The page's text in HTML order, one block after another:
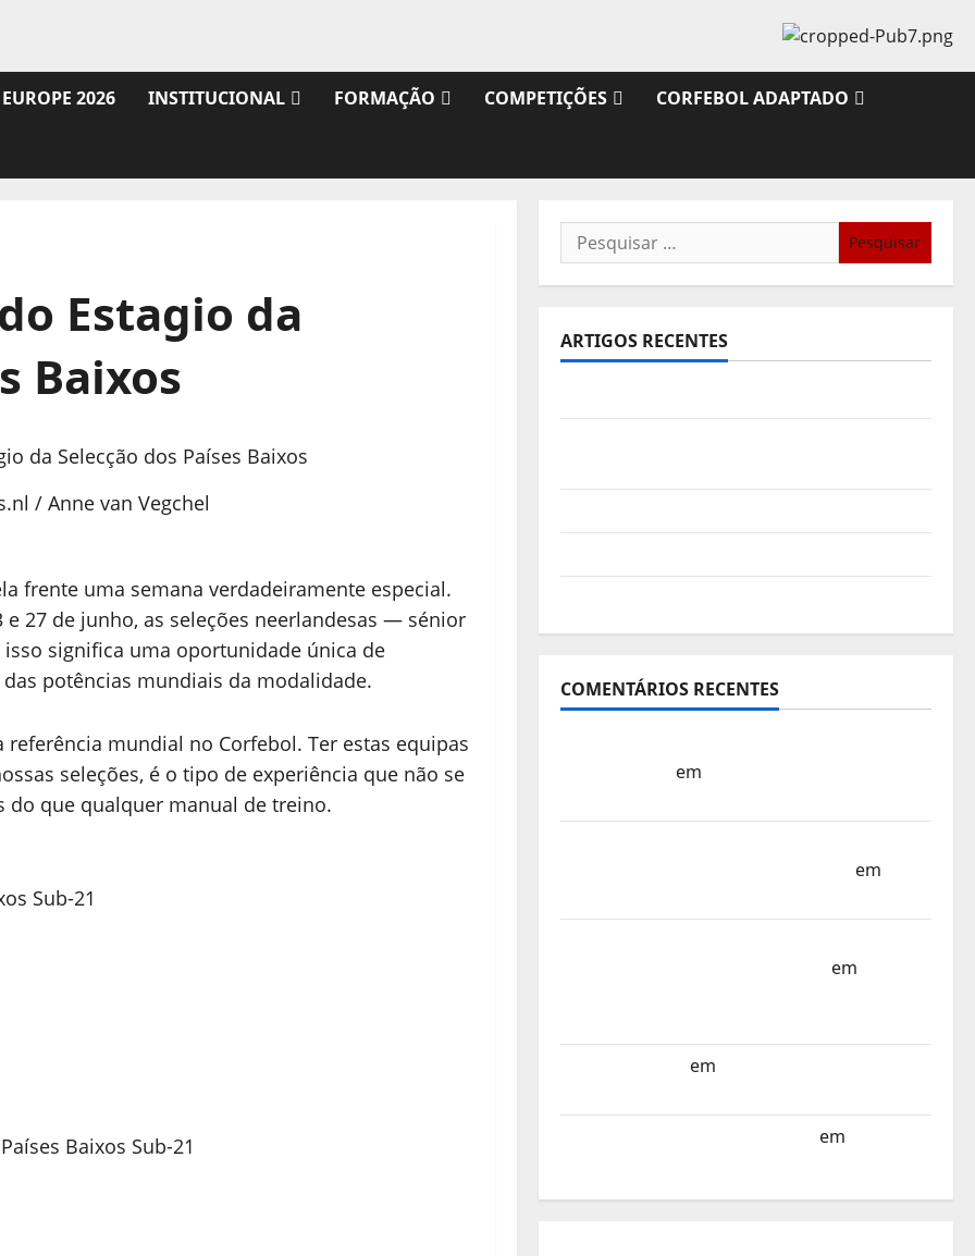
2026 INSTITUCIONAL FORMAÇÃO COMPETIÇÕES CORFEBOL ADAPTADO
Estagio da
Baixos
/ Anne van Vegchel
frente uma semana verdadeiramente especial.
e 27 de junho, as seleções neerlandesas — sénior
significa uma oportunidade única de
potências mundiais da modalidade.
mundial no Corfebol. Ter estas equipas
seleções, é o tipo de experiência que não se
que qualquer manual de treino.
Sub-21
Baixos Sub-21
Pesquisar
por:
ARTIGOS RECENTES
COMENTÁRIOS RECENTES
em
em
em
em
em